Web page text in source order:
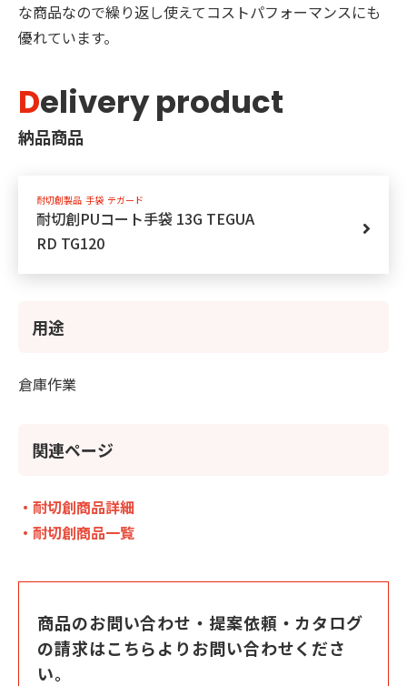
な商品なので繰り返し使えてコストパフォーマンスにも
優れています。
Delivery product
納品商品
耐切創製品 手袋 テガード
耐切創PUコート手袋 13G TEGUA
RD TG120
用途
倉庫作業
関連ページ
・耐切創商品詳細
・耐切創商品一覧
商品のお問い合わせ・提案依頼・カタログ
の請求はこちらよりお問い合わせくださ
い。